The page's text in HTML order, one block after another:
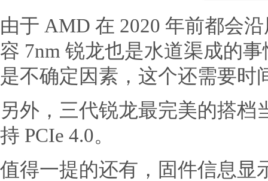
由于 AMD 在 2020 年前都会
容 7nm 锐龙也是水道渠成的
是不确定因素，这个还需要时
另外，三代锐龙最完美的搭档
持 PCIe 4.0。
值得一提的还有，固件信息显